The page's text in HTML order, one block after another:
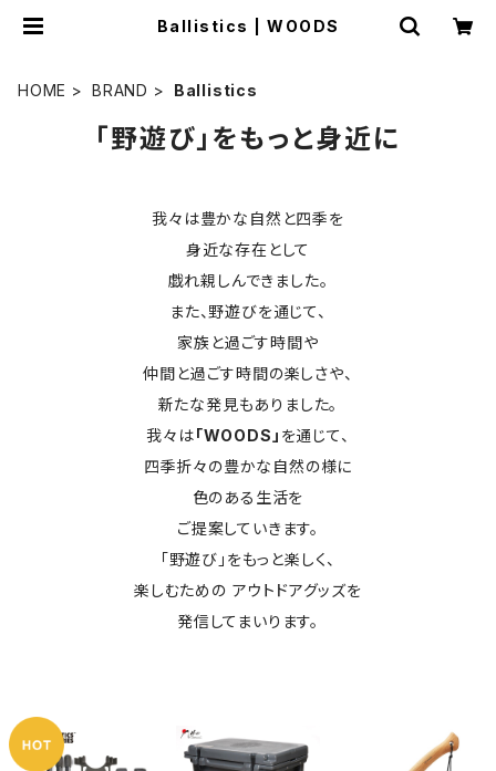
Ballistics | WOODS
HOME BRAND Ballistics
「野遊び」をもっと身近に
我々は豊かな自然と四季を
身近な存在として
戯れ親しんできました。
また、野遊びを通じて、
家族と過ごす時間や
仲間と過ごす時間の楽しさや、
新たな発見もありました。
我々は「WOODS」 を通じて、
四季折々の豊かな自然の様に
色のある生活を
ご提案していきます。
「野遊び」をもっと楽しく、
楽しむための アウトドアグッズを
発信してまいります。